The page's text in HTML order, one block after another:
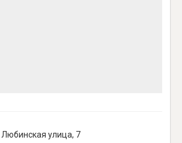
улица, 7